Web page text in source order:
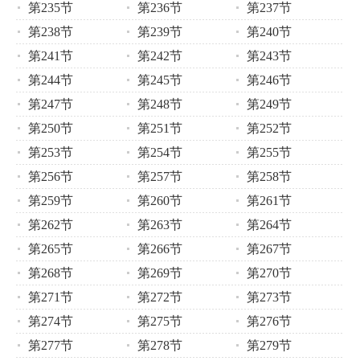
第235节
第236节
第237节
第238节
第239节
第240节
第241节
第242节
第243节
第244节
第245节
第246节
第247节
第248节
第249节
第250节
第251节
第252节
第253节
第254节
第255节
第256节
第257节
第258节
第259节
第260节
第261节
第262节
第263节
第264节
第265节
第266节
第267节
第268节
第269节
第270节
第271节
第272节
第273节
第274节
第275节
第276节
第277节
第278节
第279节